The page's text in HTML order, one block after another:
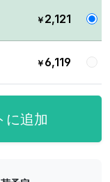
￥ 2,121
￥ 6,119
に追加